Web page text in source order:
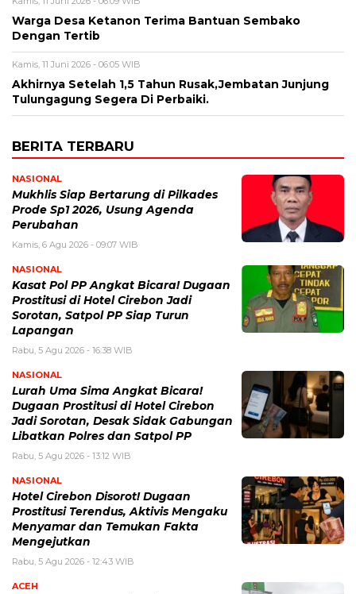
Warga Desa Ketanon Terima Bantuan Sembako
Dengan Tertib
Kamis, 11 Juni 2026 - 06:05 WIB
Akhirnya Setelah 1,5 Tahun Rusak,Jembatan Junjung
Tulungagung Segera Di Perbaiki.
BERITA TERBARU
NASIONAL
Mukhlis Siap Bertarung di Pilkades
Prode Sp1 2026, Usung Agenda
Perubahan
Kamis, 6 Agu 2026 - 09:07 WIB
NASIONAL
Kasat Pol PP Angkat Bicara! Dugaan
Prostitusi di Hotel Cirebon Jadi
Sorotan, Satpol PP Siap Turun
Lapangan
Rabu, 5 Agu 2026 - 16:38 WIB
NASIONAL
Lurah Uma Sima Angkat Bicara!
Dugaan Prostitusi di Hotel Cirebon
Jadi Sorotan, Desak Sidak Gabungan
Libatkan Polres dan Satpol PP
Rabu, 5 Agu 2026 - 13:12 WIB
NASIONAL
Hotel Cirebon Disorot! Dugaan
Prostitusi Terendus, Aktivis Mengaku
Menyamar dan Temukan Fakta
Mengejutkan
Rabu, 5 Agu 2026 - 12:43 WIB
ACEH